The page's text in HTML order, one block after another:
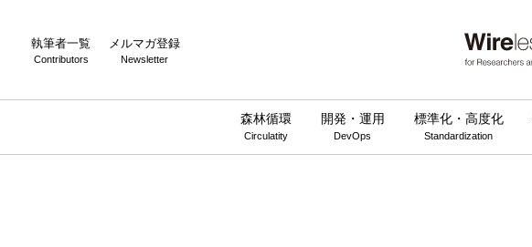
執筆者一覧
Contributors
メルマガ登録
Newsletter
森林循環
Circulatity
開発・運用
DevOps
標準化・高度化
Standardization